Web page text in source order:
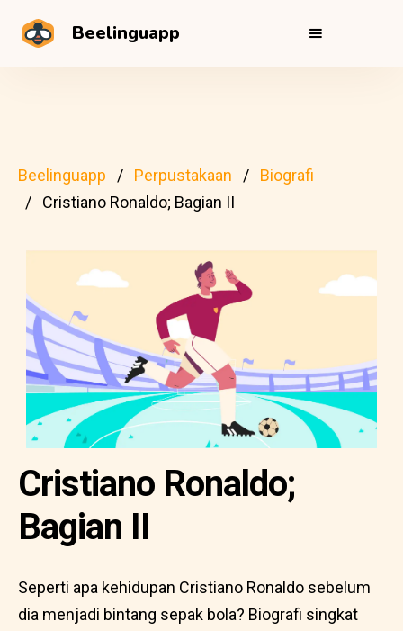
Beelinguapp
Beelinguapp Perpustakaan
Biografi
Cristiano Ronaldo; Bagian II
Cristiano Ronaldo;
Bagian II
Seperti apa kehidupan Cristiano Ronaldo sebelum
dia menjadi bintang sepak bola? Biografi singkat